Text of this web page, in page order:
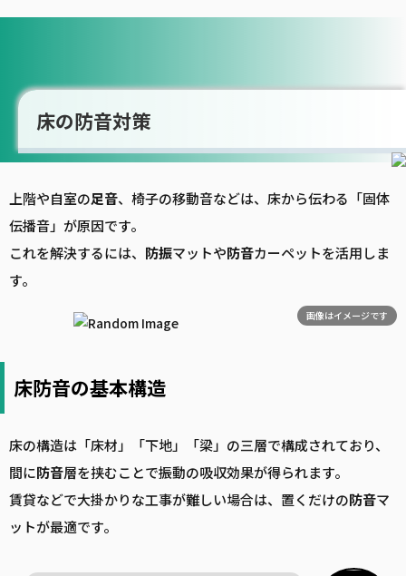
床の防音対策
上階や自室の足音、椅子の移動音などは、床から伝わる「固体
伝播音」が原因です。
これを解決するには、 防振マットや防音カーペットを活用しま
す。
画像はイメージです
床防音の基本構造
床の構造は「床材」「下地」「梁」の三層で構成されており、
間に防音層を挟むことで振動の吸収効果が得られます。
賃貸などで大掛かりな工事が難しい場合は、置くだけの防音マ
ットが最適です。